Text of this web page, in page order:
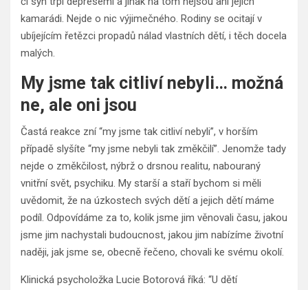
kamarádi. Nejde o nic výjimečného. Rodiny se ocitají v
ubíjejícím řetězci propadů nálad vlastních dětí, i těch docela
malých.
My jsme tak citliví nebyli… možná
ne, ale oni jsou
Častá reakce zní “my jsme tak citliví nebyli”, v horším
případě slyšíte “my jsme nebyli tak změkčilí”. Jenomže tady
nejde o změkčilost, nýbrž o drsnou realitu, nabouraný
vnitřní svět, psychiku. My starší a staří bychom si měli
uvědomit, že na úzkostech svých dětí a jejich dětí máme
podíl. Odpovídáme za to, kolik jsme jim věnovali času, jakou
jsme jim nachystali budoucnost, jakou jim nabízíme životní
naději, jak jsme se, obecně řečeno, chovali ke svému okolí.
Klinická psycholožka Lucie Botorová říká: “U dětí